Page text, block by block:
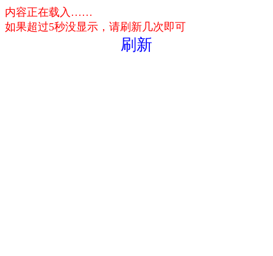
内容正在载入……
如果超过5秒没显示，请刷新几次即可
刷新